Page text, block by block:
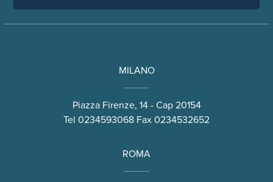
MILANO
Piazza Firenze, 14 - Cap 20154
Tel 0234593068 Fax 0234532652
ROMA